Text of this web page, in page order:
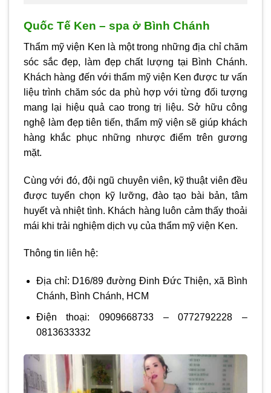
Quốc Tế Ken – spa ở Bình Chánh
Thẩm mỹ viện Ken là một trong những địa chỉ chăm
sóc sắc đẹp, làm đẹp chất lượng tại Bình Chánh.
Khách hàng đến với thẩm mỹ viện Ken được tư vấn
liệu trình chăm sóc da phù hợp với từng đối tượng
mang lại hiệu quả cao trong trị liệu. Sở hữu công
nghệ làm đẹp tiên tiến, thẩm mỹ viện sẽ giúp khách
hàng khắc phục những nhược điểm trên gương
mặt.
Cùng với đó, đội ngũ chuyên viên, kỹ thuật viên đều
được tuyển chọn kỹ lưỡng, đào tạo bài bản, tâm
huyết và nhiệt tình. Khách hàng luôn cảm thấy thoải
mái khi trải nghiệm dịch vụ của thẩm mỹ viện Ken.
Thông tin liên hệ:
Địa chỉ: D16/89 đường Đinh Đức Thiện, xã Bình
Chánh, Bình Chánh, HCM
Điện thoại: 0909668733 – 0772792228 –
0813633332